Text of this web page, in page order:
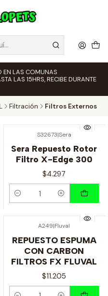
EN LAS COMUNAS
LAS 15HRS, RECIBE DURANTE
Filtración Filtros Externos
S32673|Sera
Sera Repuesto Rotor
Filtro X-Edge 300
$4.297
Cantidad
A249|Fluval
REPUESTO ESPUMA
CON CARBON
FILTROS FX FLUVAL
$11.205